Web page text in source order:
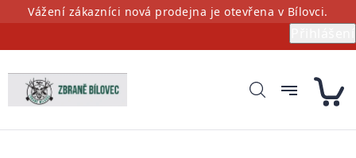
PřejítVážení zákazníci nová prodejna je otevřena v Bílovci.